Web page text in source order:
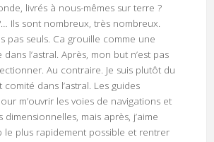
livrés à nous-mêmes sur terre ?
Ils sont nombreux, très nombreux.
pas seuls. Ca grouille comme une
l’astral. Après, mon but n’est pas
Au contraire. Je suis plutôt du
comité dans l’astral. Les guides
m’ouvrir les voies de navigations et
dimensionnelles, mais après, j’aime
le plus rapidement possible et rentrer